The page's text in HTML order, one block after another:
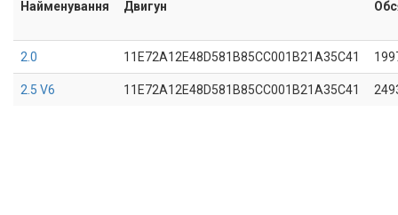
Найменування Двигун
2.0 11E72A12E48D581B85CC001B21A35C41
2.5 V6 11E72A12E48D581B85CC001B21A35C41